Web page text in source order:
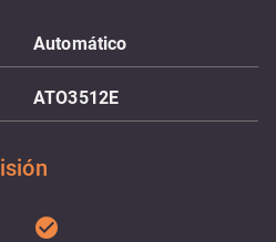
Automático
ATO3512E
check_circle